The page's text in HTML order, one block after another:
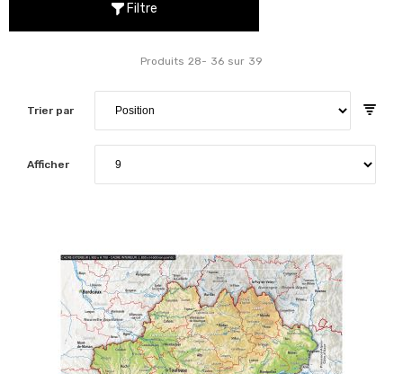
Filtre
Trier par
Produits 28- 36 sur 39
Afficher